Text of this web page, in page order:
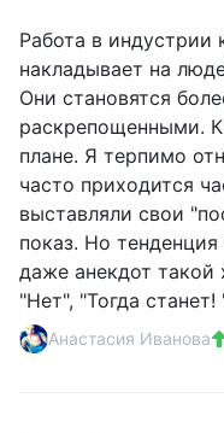
Работа в индустрии
накладывает на
Они становятся
раскрепощенными.
плане. Я терпимо
часто приходится
выставляли свои
показ. Но тенденция
даже анекдот такой
"Нет", "Тогда станет!
Анастасия Иванова